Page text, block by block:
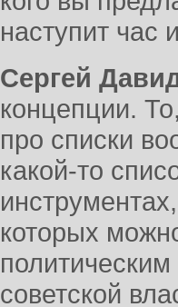
наступит час
Сергей
концепции.
про списки
какой-то
которых
советской